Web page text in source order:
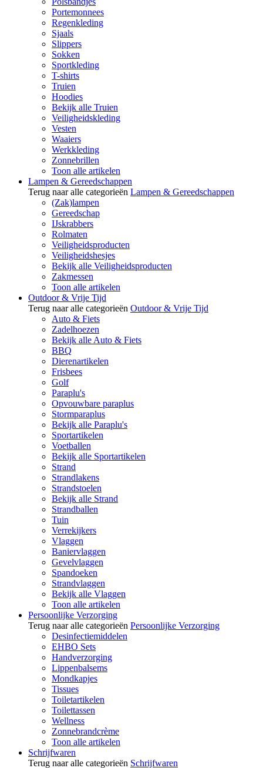
Portemonnees
Regenkleding
Sjaals
Slippers
Sokken
Sportkleding
T-shirts
Truien
Hoodies
Bekijk alle Truien
Veiligheidskleding
Vesten
Waaiers
Werkkleding
Zonnebrillen
Toon alle artikelen
Lampen & Gereedschappen
Terug naar alle categorieën Lampen & Gereedschappen
(Zak)lampen
Gereedschap
IJskrabbers
Rolmaten
Veiligheidsproducten
Veiligheidshesjes
Bekijk alle Veiligheidsproducten
Zakmessen
Toon alle artikelen
Outdoor & Vrije Tijd
Terug naar alle categorieën Outdoor & Vrije Tijd
Auto & Fiets
Zadelhoezen
Bekijk alle Auto & Fiets
BBQ
Dierenartikelen
Frisbees
Golf
Paraplu's
Opvouwbare paraplus
Stormparaplus
Bekijk alle Paraplu's
Sportartikelen
Voetballen
Bekijk alle Sportartikelen
Strand
Strandlakens
Strandstoelen
Bekijk alle Strand
Strandballen
Tuin
Verrekijkers
Vlaggen
Baniervlaggen
Gevelvlaggen
Spandoeken
Strandvlaggen
Bekijk alle Vlaggen
Toon alle artikelen
Persoonlijke Verzorging
Terug naar alle categorieën Persoonlijke Verzorging
Desinfectiemiddelen
EHBO Sets
Handverzorging
Lippenbalsems
Mondkapjes
Tissues
Toiletartikelen
Toilettassen
Wellness
Zonnebrandcrème
Toon alle artikelen
Schrijfwaren
Terug naar alle categorieën Schrijfwaren